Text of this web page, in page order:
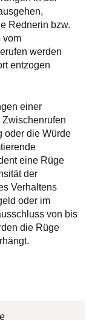
Rednerin bzw.
vom
werden
entzogen
einer
oder die Würde
eine Rüge
der
Verhaltens
oder im
von bis
die Rüge